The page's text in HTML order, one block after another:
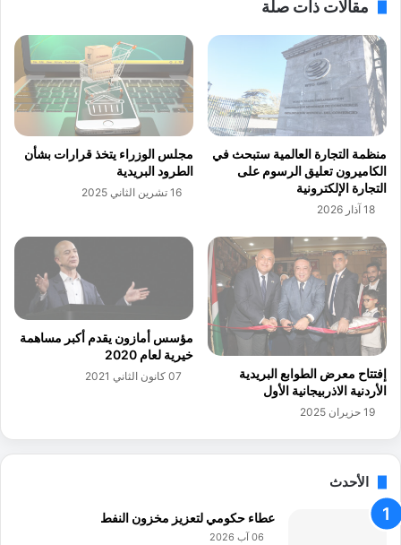
ي
م
ا
ل
ع
ل
م
ا
م
ي
ل
ن
ش
ئ
ن
م
ذ
ج
ث
ث
ي
ا
ل
أ
ب
ع
ت
ا
ع
ل
مقالات ذات صلة
منظمة التجارة العالمية ستبحث في
الكاميرون تعليق الرسوم على
التجارة الإلكترونية
18 آذار 2026
مجلس الوزراء يتخذ قرارات بشأن
الطرود البريدية
16 تشرين الثاني 2025
إفتتاح معرض الطوابع البريدية
الأردنية الاذربيجانية الأول
19 حزيران 2025
مؤسس أمازون يقدم أكبر مساهمة
خيرية لعام 2020
07 كانون الثاني 2021
الأحدث
عطاء حكومي لتعزيز مخزون النفط
06 آب 2026